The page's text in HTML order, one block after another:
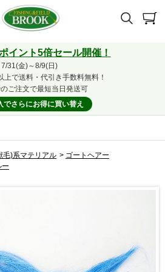
イント5倍セール開催！
7/31(金)～8/9(日)
上で送料・代引き手数料無料！
ご注文で最短当日発送可
でさらにお得に買い替え
毛)系マテリアル > ゴートヘアー
ー